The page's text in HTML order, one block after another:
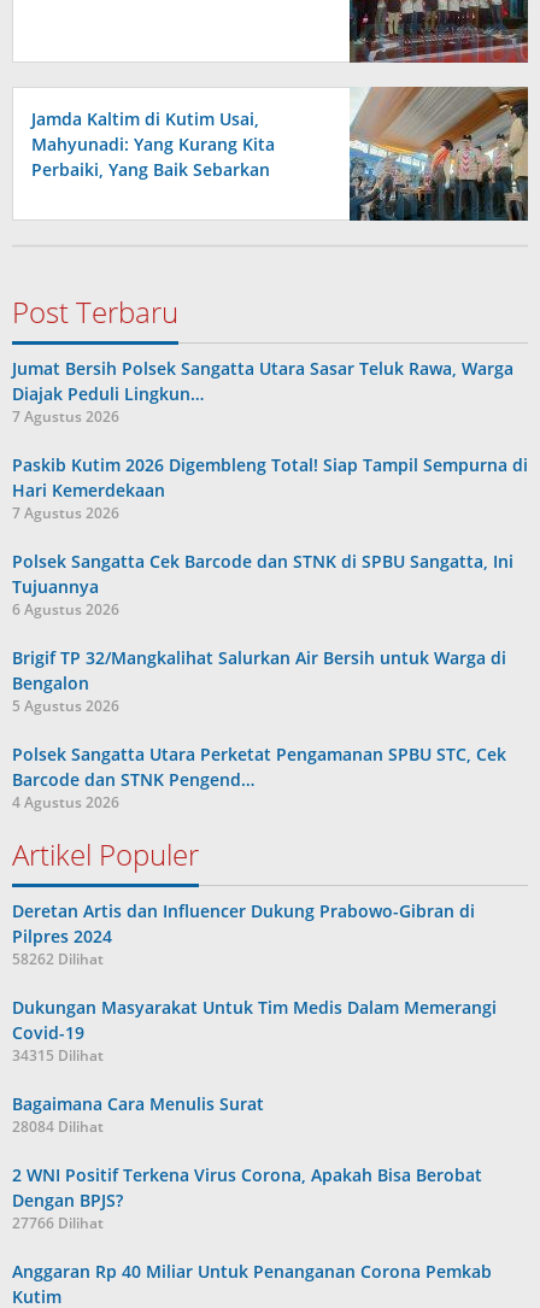
Jamda Kaltim di Kutim Usai,
Mahyunadi: Yang Kurang Kita
Perbaiki, Yang Baik Sebarkan
Post Terbaru
Jumat Bersih Polsek Sangatta Utara Sasar Teluk Rawa, Warga
Diajak Peduli Lingkun…
7 Agustus 2026
Paskib Kutim 2026 Digembleng Total! Siap Tampil Sempurna di
Hari Kemerdekaan
7 Agustus 2026
Polsek Sangatta Cek Barcode dan STNK di SPBU Sangatta, Ini
Tujuannya
6 Agustus 2026
Brigif TP 32/Mangkalihat Salurkan Air Bersih untuk Warga di
Bengalon
5 Agustus 2026
Polsek Sangatta Utara Perketat Pengamanan SPBU STC, Cek
Barcode dan STNK Pengend…
4 Agustus 2026
Artikel Populer
Deretan Artis dan Influencer Dukung Prabowo-Gibran di
Pilpres 2024
58262 Dilihat
Dukungan Masyarakat Untuk Tim Medis Dalam Memerangi
Covid-19
34315 Dilihat
Bagaimana Cara Menulis Surat
28084 Dilihat
2 WNI Positif Terkena Virus Corona, Apakah Bisa Berobat
Dengan BPJS?
27766 Dilihat
Anggaran Rp 40 Miliar Untuk Penanganan Corona Pemkab
Kutim